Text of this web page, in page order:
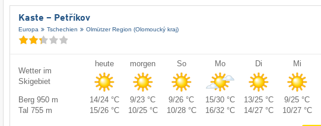
Kaste – Petříkov
Europa Tschechien Olmützer Region (Olomoucký kraj)
Wetter im
Skigebiet
heute morgen So Mo Di Mi
Berg 950 m 14/24 °C 9/23 °C 9/26 °C 15/30 °C 13/25 °C 9/25 °C
Tal 755 m
15/26 °C 10/25 °C 10/28 °C 16/32 °C 14/27 °C 10/27 °C